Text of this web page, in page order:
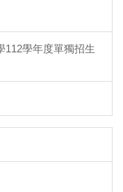
112學年度單獨招生